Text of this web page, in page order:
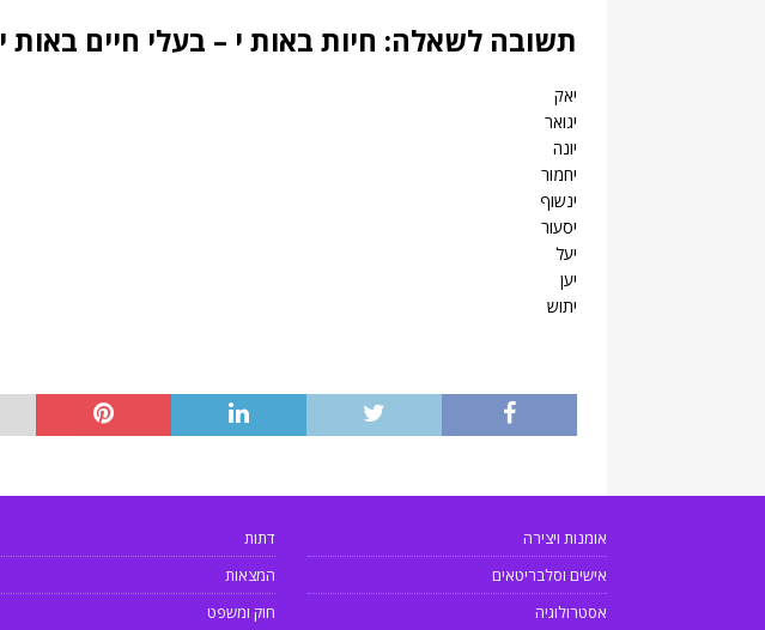
תשובה לשאלה: חיות באות י – בעלי חיים באות י
יאק
יגואר
יונה
יחמור
ינשוף
יסעור
יעל
יען
יתוש
אומנות ויצירה
אישים וסלבריטאים
אסטרולוגיה
דתות
המצאות
חוק ומשפט